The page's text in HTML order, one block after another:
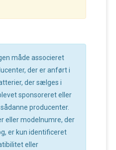
måde associeret
der er anført i
der sælges i
sponsoreret eller
producenter.
eller modelnumre, der
er kun identificeret
eller